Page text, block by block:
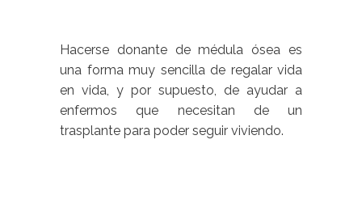
Hacerse donante de médula ósea es
una forma muy sencilla de regalar vida
en vida, y por supuesto, de ayudar a
enfermos que necesitan de un
trasplante para poder seguir viviendo.